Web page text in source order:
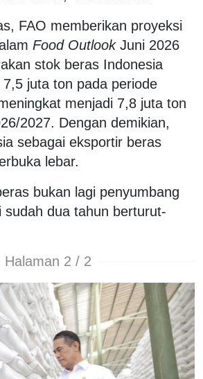
FAO memberikan proyeksi
Food OutlookJuni 2026
stok beras Indonesia
juta ton pada periode
menjadi 7,8 juta ton
2027. Dengan demikian,
sebagai eksportir beras
lebar.
bukan lagi penyumbang
sudah dua tahun berturut-
Halaman 2 / 2